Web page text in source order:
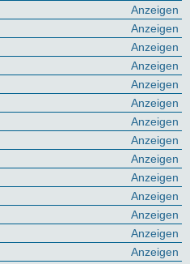
Anzeigen
Anzeigen
Anzeigen
Anzeigen
Anzeigen
Anzeigen
Anzeigen
Anzeigen
Anzeigen
Anzeigen
Anzeigen
Anzeigen
Anzeigen
Anzeigen